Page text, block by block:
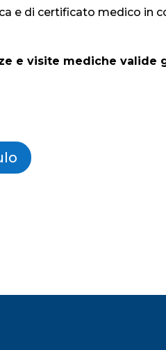
e di certificato medico in
e visite mediche valide